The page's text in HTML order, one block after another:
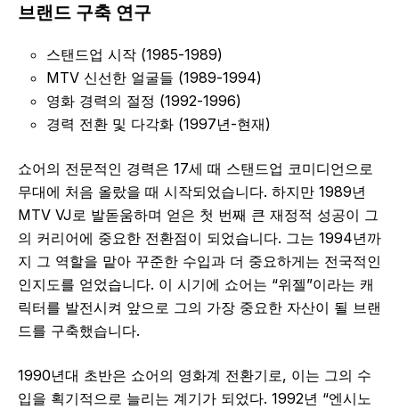
브랜드 구축 연구
스탠드업 시작 (1985-1989)
MTV 신선한 얼굴들 (1989-1994)
영화 경력의 절정 (1992-1996)
경력 전환 및 다각화 (1997년-현재)
쇼어의 전문적인 경력은 17세 때 스탠드업 코미디언으로
무대에 처음 올랐을 때 시작되었습니다. 하지만 1989년
MTV VJ로 발돋움하며 얻은 첫 번째 큰 재정적 성공이 그
의 커리어에 중요한 전환점이 되었습니다. 그는 1994년까
지 그 역할을 맡아 꾸준한 수입과 더 중요하게는 전국적인
인지도를 얻었습니다. 이 시기에 쇼어는 “위젤”이라는 캐
릭터를 발전시켜 앞으로 그의 가장 중요한 자산이 될 브랜
드를 구축했습니다.
1990년대 초반은 쇼어의 영화계 전환기로, 이는 그의 수
입을 획기적으로 늘리는 계기가 되었다. 1992년 “엔시노